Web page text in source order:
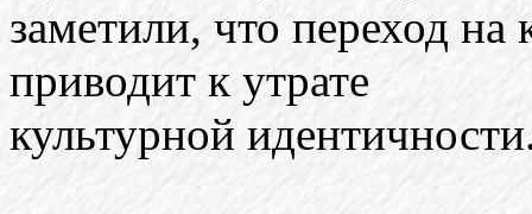
заметили, что переход
приводит к утрате
культурной